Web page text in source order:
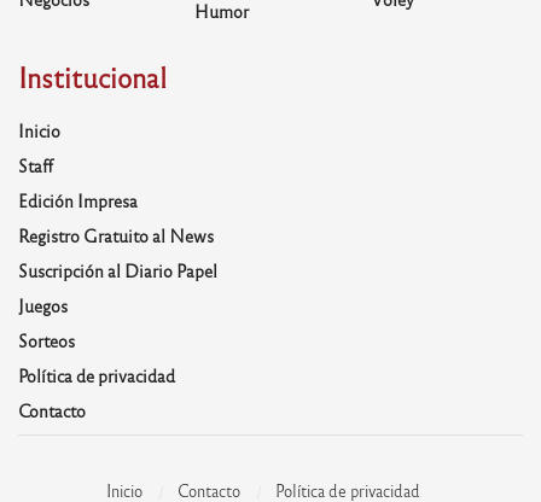
Humor
Institucional
Inicio
Staff
Edición Impresa
Registro Gratuito al News
Suscripción al Diario Papel
Juegos
Sorteos
Política de privacidad
Contacto
Inicio Contacto Política de privacidad